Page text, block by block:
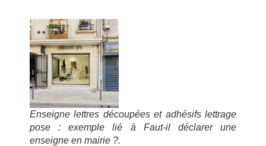
Enseigne lettres découpées et adhésifs lettrage
pose : exemple lié à Faut-il déclarer une
enseigne en mairie ?.